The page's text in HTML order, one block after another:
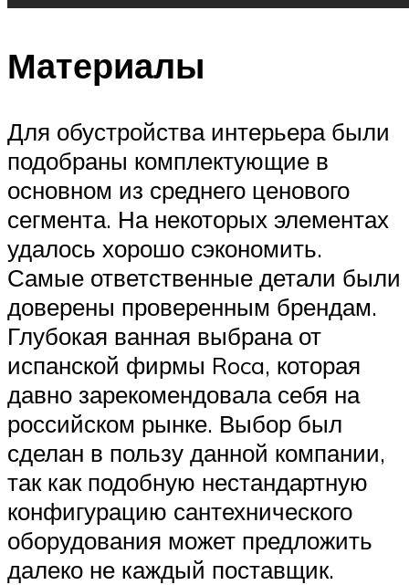
Материалы
Для обустройства интерьера были
подобраны комплектующие в
основном из среднего ценового
сегмента. На некоторых элементах
удалось хорошо сэкономить.
Самые ответственные детали были
доверены проверенным брендам.
Глубокая ванная выбрана от
испанской фирмы Roca, которая
давно зарекомендовала себя на
российском рынке. Выбор был
сделан в пользу данной компании,
так как подобную нестандартную
конфигурацию сантехнического
оборудования может предложить
далеко не каждый поставщик.